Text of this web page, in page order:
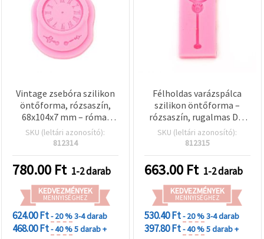
Vintage zsebóra szilikon
öntőforma, rózsaszín,
68x104x7 mm – római
számos óralap, rugalmas,
tapadásmentes forma
fondanthoz,
csokoládéhoz, agyaghoz,
szappanhoz és
tortadíszítéshez
SKU (leltári azonosító):
812314
780.00 Ft 1-2 darab
KEDVEZMÉNYEK
MENNYISÉGHEZ
624.00 Ft- 20 %3-4 darab
468.00 Ft- 40 %5 darab +
Félholdas varázspálca
szilikon öntőforma –
rózsaszín, rugalmas DIY
epoxi- és UV-gyantához,
ékszerekhez,
hobby kézműves
projektekhez, égi
motívum, forma mérete
28×70×10 mm | EM ART
SKU (leltári azonosító):
812315
663.00 Ft 1-2 darab
KEDVEZMÉNYEK
MENNYISÉGHEZ
530.40 Ft- 20 %3-4 darab
397.80 Ft- 40 %5 darab +